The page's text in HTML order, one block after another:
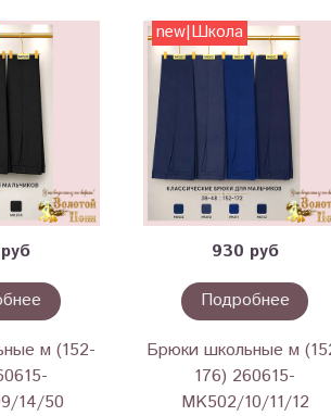
м (152-
14/50
new|Школа
930 руб
Подробнее
Брюки школьные м
176) 260615-
MK502/10/11/12